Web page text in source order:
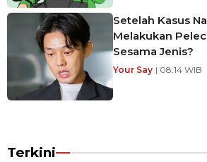
Setelah Kasus
Melakukan
Sesama Jenis?
Your Say | 08:14 WIB
Terkini